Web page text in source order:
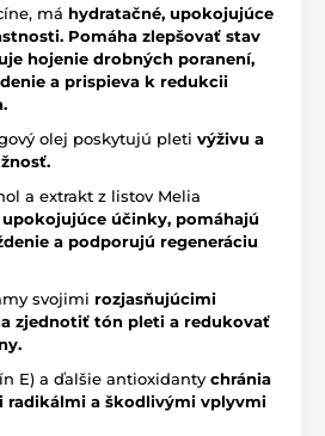
má hydratačné, upokojujúce
Pomáha zlepšovať stav
hojenie drobných poranení,
a prispieva k redukcii
olej poskytujú pleti výživu a
a extrakt z listov Melia
upokojujúce účinky, pomáhajú
a podporujú regeneráciu
svojimi rozjasňujúcimi
zjednotiť tón pleti a redukovať
E) a ďalšie antioxidanty chránia
radikálmi a škodlivými vplyvmi